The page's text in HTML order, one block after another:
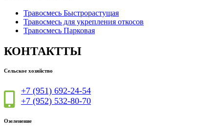
Травосмесь Быстрорастущая
Травосмесь для укрепления откосов
Травосмесь Парковая
КОНТАКТТЫ
Сельское хозяйство
+7 (951) 692-24-54
+7 (952) 532-80-70
Озеленение